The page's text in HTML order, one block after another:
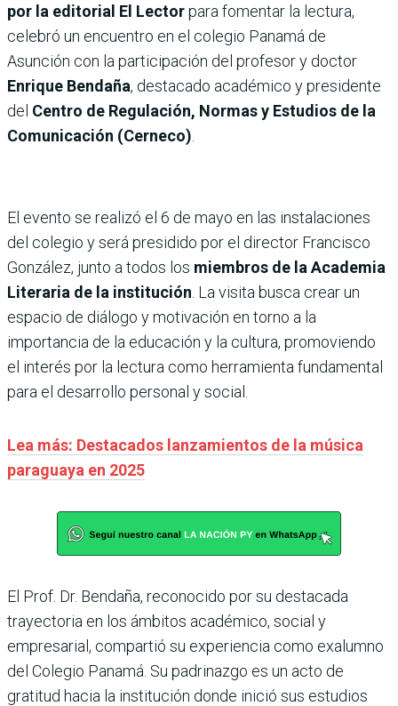
por la editorial El Lectorpara fomentar la lectura,
celebró un encuentro en el colegio Panamá de
Asunción con la participación del profesor y doctor
Enrique Bendaña, destacado académico y presidente
del Centro de Regulación, Normas y Estudios de la
Comunicación (Cerneco)
El evento se realizó el 6 de mayo en las instalaciones
del colegio y será presidido por el director Francisco
González, junto a todos los miembros de la Academia
Literaria de la institución . La visita busca crear un
espacio de diálogo y motivación en torno a la
importancia de la educación y la cultura, promoviendo
el interés por la lectura como herramienta fundamental
para el desarrollo personal y social.
Lea más: Destacados lanzamientos de la música
paraguaya en 2025
El Prof. Dr. Bendaña, reconocido por su destacada
trayectoria en los ámbitos académico, social y
empresarial, compartió su experiencia como exalumno
del Colegio Panamá. Su padrinazgo es un acto de
gratitud hacia la institución donde inició sus estudios